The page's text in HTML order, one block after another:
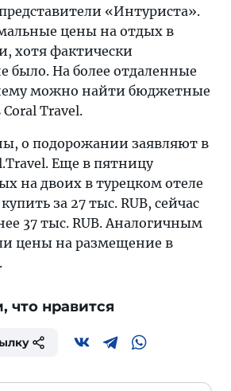
«Интуриста».
цены на отдых в
хотя фактически
было. На более отдаленные
можно найти бюджетные
Travel.
о подорожании заявляют в
Еще в пятницу
на двоих в турецком отеле
за 27 тыс. RUB, сейчас
37 тыс. RUB. Аналогичным
цены на размещение в
что нравится